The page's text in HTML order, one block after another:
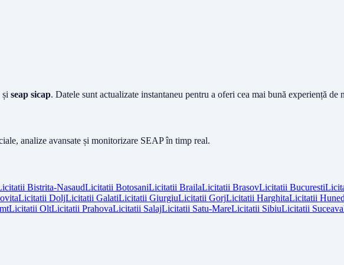
și seap sicap. Datele sunt actualizate instantaneu pentru a oferi cea mai bună experiență de
analize avansate și monitorizare SEAP în timp real.
Bistrita-NasaudLicitatii BotosaniLicitatii BrailaLicitatii BrasovLicitatii Bucuresti
Licitatii DoljLicitatii GalatiLicitatii GiurgiuLicitatii GorjLicitatii HarghitaLicitatii
Licitatii OltLicitatii PrahovaLicitatii SalajLicitatii Satu-MareLicitatii SibiuLicitatii Suceava